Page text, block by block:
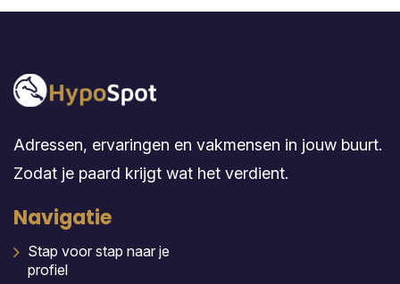
Adressen, ervaringen en vakmensen in jouw buurt.
Zodat je paard krijgt wat het verdient.
Navigatie
Stap voor stap naar je
profiel